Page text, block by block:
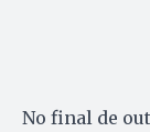
No final de